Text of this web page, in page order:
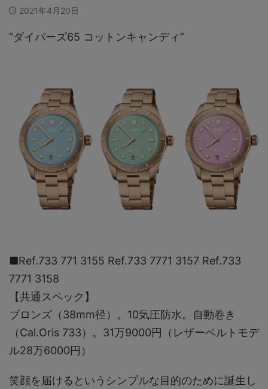
2021年4月20日
“ダイバーズ65 コットンキャンディ”
■Ref.733 771 3155 Ref.733 7771 3157 Ref.733
7771 3158
【共通スペック】
ブロンズ（38mm径）。10気圧防水。自動巻き
（Cal.Oris 733）。31万9000円（レザーベルトモデ
ル28万6000円）
笑顔を届けるというシンプルな目的のために誕生し